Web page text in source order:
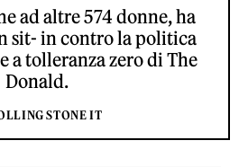
ad altre 574 donne, ha
sit- in contro la politica
a tolleranza zero di The
Donald.
STONE IT